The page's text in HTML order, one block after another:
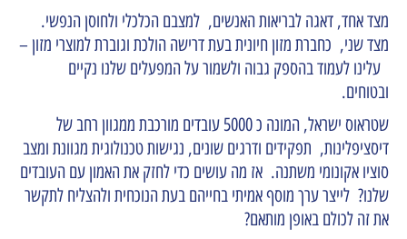
מצד אחד, דאגה לבריאות האנשים, למצבם הכלכלי ולחוסן הנפשי.
מצד שני, כחברת מזון חיונית בעת דרישה הולכת וגוברת למוצרי מזון –
עלינו לעמוד בהספק גבוה ולשמור על המפעלים שלנו נקיים
ובטוחים.
שטראוס ישראל, המונה כ 5000 עובדים מורכבת ממגוון רחב של
דיסציפלינות, תפקידים ודרגים שונים, נגישות טכנולוגית מגוונת ומצב
סוציו אקונומי משתנה. אז מה עושים כדי לחזק את האמון עם העובדים
שלנו? לייצר ערך מוסף אמיתי בחייהם בעת הנוכחית ולהצליח לתקשר
את זה לכולם באופן מותאם?